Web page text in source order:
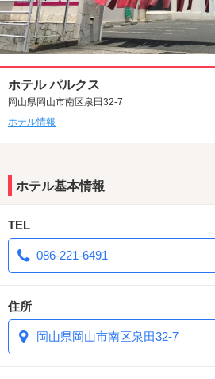
ホテル パルクス
岡山県岡山市南区泉田32-7
ホテル情報
ホテル基本情報
TEL
086-221-6491
住所
岡山県岡山市南区泉田32-7